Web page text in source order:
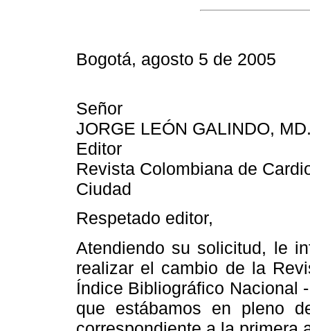
Bogotá, agosto 5 de 2005
Señor
JORGE LEÓN GALINDO,
Editor
Revista Colombiana de
Ciudad
Respetado editor,
Atendiendo su solicitud, le
realizar el cambio de la
Índice Bibliográfico Nacional
que estábamos en pleno